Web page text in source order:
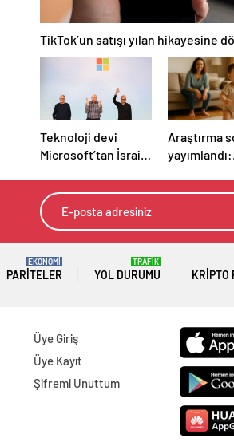
TikTok’un satışı yılan hikayesine
Teknoloji devi
Microsoft’tan İsrail’i
Araştırma
yayımlandı:
adımında
ve çevre
PARITELER
EKONOMİ
YOL DURUMU
TRAFİK
KRIPTO
Üye Giriş
Üye Kayıt
Şifremi Unuttum